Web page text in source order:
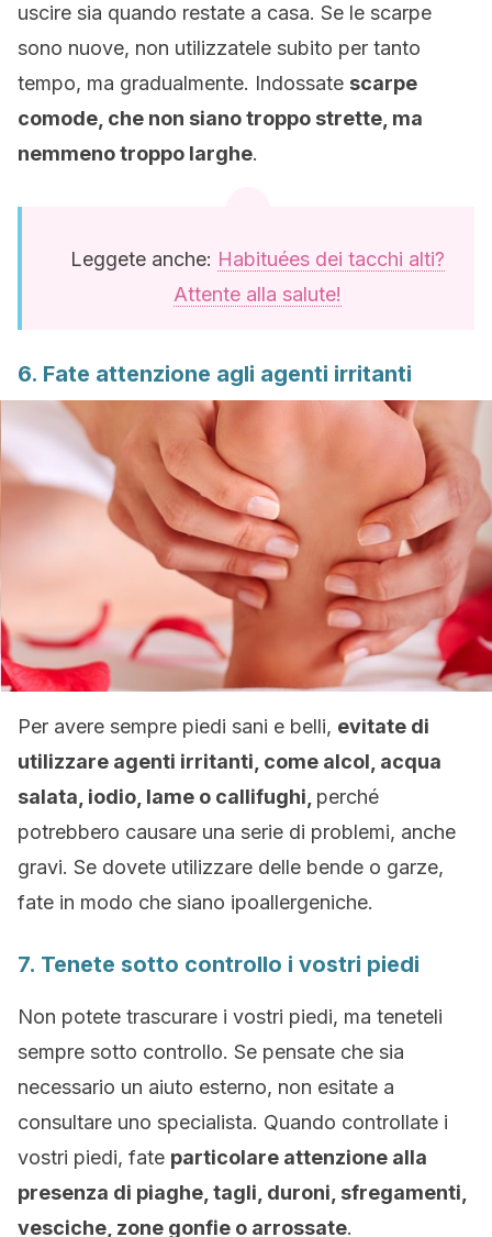
uscire sia quando restate a casa. Se le scarpe
sono nuove, non utilizzatele subito per tanto
tempo, ma gradualmente. Indossate scarpe
comode, che non siano troppo strette, ma
nemmeno troppo larghe.
Leggete anche: Habituées dei tacchi alti?
Attente alla salute!
6. Fate attenzione agli agenti irritanti
Per avere sempre piedi sani e belli, evitate di
utilizzare agenti irritanti, come alcol, acqua
salata, iodio, lame o callifughi, perché
potrebbero causare una serie di problemi, anche
gravi. Se dovete utilizzare delle bende o garze,
fate in modo che siano ipoallergeniche.
7. Tenete sotto controllo i vostri piedi
Non potete trascurare i vostri piedi, ma teneteli
sempre sotto controllo. Se pensate che sia
necessario un aiuto esterno, non esitate a
consultare uno specialista. Quando controllate i
vostri piedi, fate particolare attenzione alla
presenza di piaghe, tagli, duroni, sfregamenti,
vesciche, zone gonfie o arrossate.